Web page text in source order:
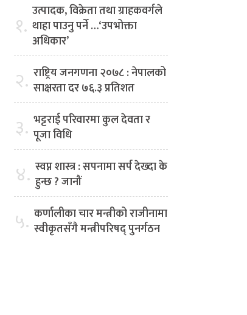
१. उत्पादक, विक्रेता तथा ग्राहकवर्गले
थाहा पाउनु पर्ने …‘उपभोक्ता
अधिकार’
२. राष्ट्रिय जनगणना २०७८ : नेपालको
साक्षरता दर ७६.३ प्रतिशत
३. भट्टराई परिवारमा कुल देवता र
पूजा विधि
४. स्वप्न शास्त्र : सपनामा सर्प देख्दा के
हुन्छ ? जानौं
५. कर्णालीका चार मन्त्रीको राजीनामा
स्वीकृतसँगै मन्त्रीपरिषद् पुनर्गठन